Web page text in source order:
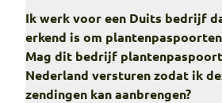
Ik werk voor een Duits bedrijf
erkend is om
Mag dit bedrijf
Nederland versturen zodat ik
zendingen kan aanbrengen?